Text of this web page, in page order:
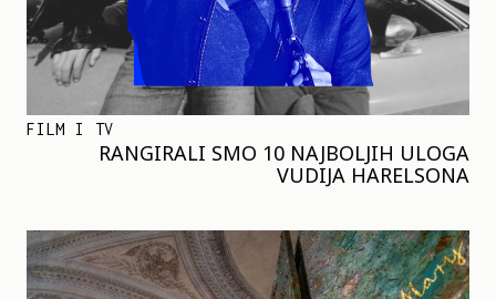
FILM I TV
RANGIRALI SMO 10 NAJBOLJIH ULOGA
VUDIJA HARELSONA